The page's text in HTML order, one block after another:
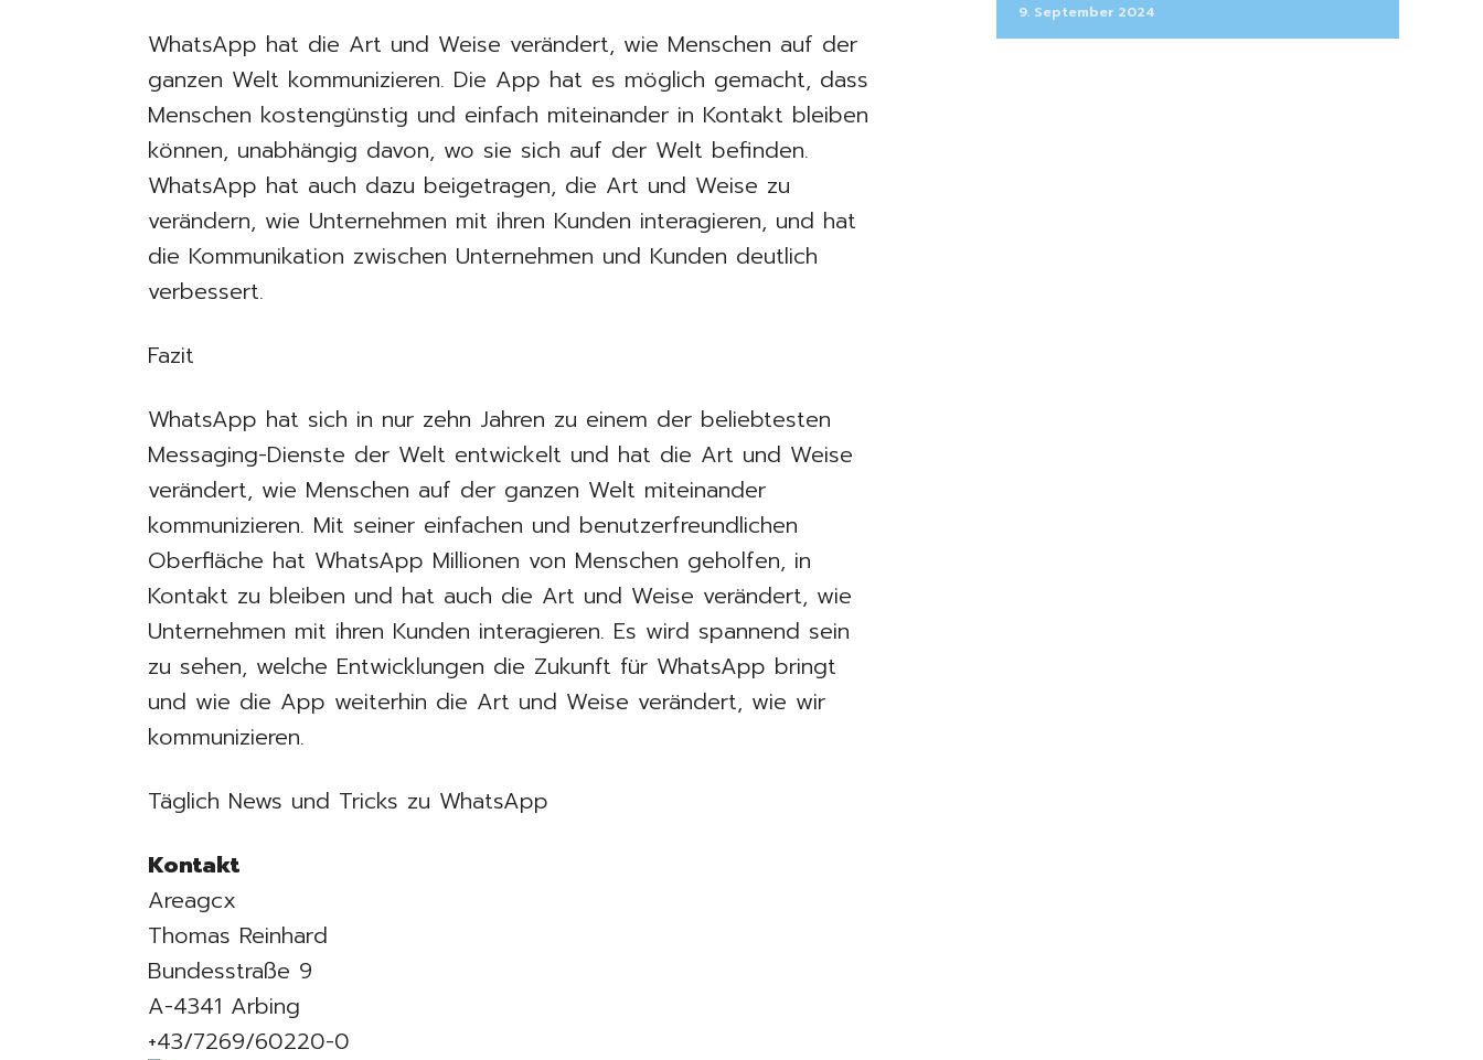
WhatsApp hat die Art und Weise verändert, wie Menschen auf der
ganzen Welt kommunizieren. Die App hat es möglich gemacht, dass
Menschen kostengünstig und einfach miteinander in Kontakt bleiben
können, unabhängig davon, wo sie sich auf der Welt befinden.
WhatsApp hat auch dazu beigetragen, die Art und Weise zu
verändern, wie Unternehmen mit ihren Kunden interagieren, und hat
die Kommunikation zwischen Unternehmen und Kunden deutlich
verbessert.
Fazit
WhatsApp hat sich in nur zehn Jahren zu einem der beliebtesten
Messaging-Dienste der Welt entwickelt und hat die Art und Weise
verändert, wie Menschen auf der ganzen Welt miteinander
kommunizieren. Mit seiner einfachen und benutzerfreundlichen
Oberfläche hat WhatsApp Millionen von Menschen geholfen, in
Kontakt zu bleiben und hat auch die Art und Weise verändert, wie
Unternehmen mit ihren Kunden interagieren. Es wird spannend sein
zu sehen, welche Entwicklungen die Zukunft für WhatsApp bringt
und wie die App weiterhin die Art und Weise verändert, wie wir
kommunizieren.
Täglich News und Tricks zu WhatsApp
Kontakt
Areagcx
Thomas Reinhard
Bundesstraße 9
A-4341 Arbing
+43/7269/60220-0
9. September 2024